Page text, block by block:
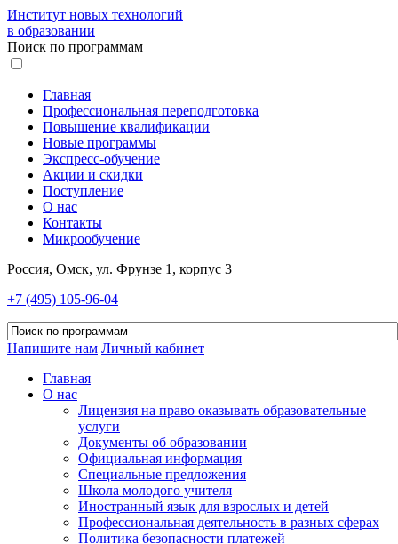
Институт новых технологий
в образовании
Поиск по программам
Главная
Профессиональная переподготовка
Повышение квалификации
Новые программы
Экспресс-обучение
Акции и скидки
Поступление
О нас
Контакты
Микрообучение
Россия, Омск, ул. Фрунзе 1, корпус 3
+7 (495) 105-96-04
Напишите нам Личный кабинет
Главная
О нас
Лицензия на право оказывать образовательные
услуги
Документы об образовании
Официальная информация
Специальные предложения
Школа молодого учителя
Иностранный язык для взрослых и детей
Профессиональная деятельность в разных сферах
Политика безопасности платежей